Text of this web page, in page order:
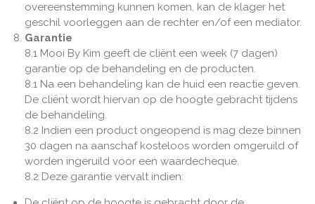
overeenstemming kunnen komen, kan de klager het
geschil voorleggen aan de rechter en/of een mediator.
Garantie
8.1 Mooi By Kim geeft de cliënt een week (7 dagen)
garantie op de behandeling en de producten.
8.1 Na een behandeling kan de huid een reactie geven.
De cliënt wordt hiervan op de hoogte gebracht tijdens
de behandeling.
8.2 Indien een product ongeopend is mag deze binnen
30 dagen na aanschaf kosteloos worden omgeruild of
worden ingeruild voor een waardecheque.
8.2 Deze garantie vervalt indien: